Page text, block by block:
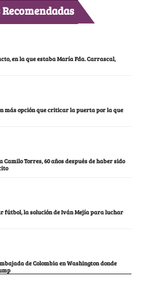
en la que estaba María Fda. Carrascal,
más opción que criticar la puerta por la que
Torres, 60 años después de haber sido
fútbol, la solución de Iván Mejía para luchar
de Colombia en Washington donde